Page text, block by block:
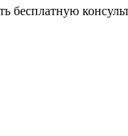
бесплатную